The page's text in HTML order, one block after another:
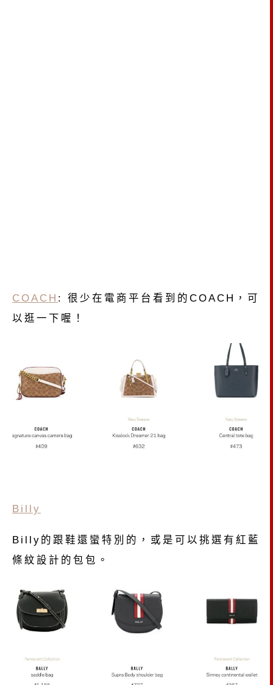
COACH : 很少在電商平台看到的COACH，可
以逛一下喔！
Billy
Billy的跟鞋還蠻特別的，或是可以挑選有紅藍
條紋設計的包包。